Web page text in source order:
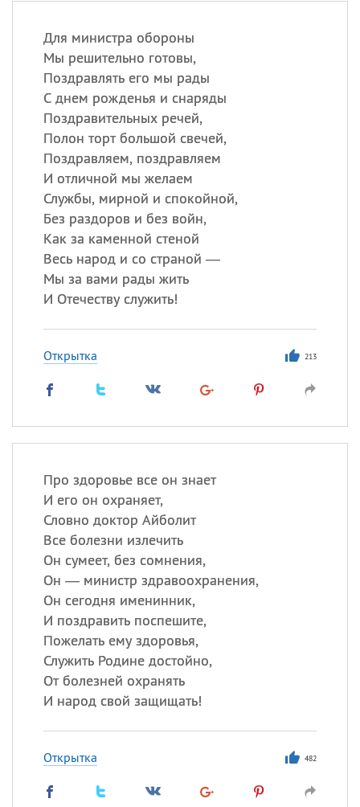
Для министра обороны
Мы решительно готовы,
Поздравлять его мы рады
С днем рожденья и снаряды
Поздравительных речей,
Полон торт большой свечей,
Поздравляем, поздравляем
И отличной мы желаем
Службы, мирной и спокойной,
Без раздоров и без войн,
Как за каменной стеной
Весь народ и со страной —
Мы за вами рады жить
И Отечеству служить!
Открытка 213
Про здоровье все он знает
И его он охраняет,
Словно доктор Айболит
Все болезни излечить
Он сумеет, без сомнения,
Он — министр здравоохранения,
Он сегодня именинник,
И поздравить поспешите,
Пожелать ему здоровья,
Служить Родине достойно,
От болезней охранять
И народ свой защищать!
Открытка 482